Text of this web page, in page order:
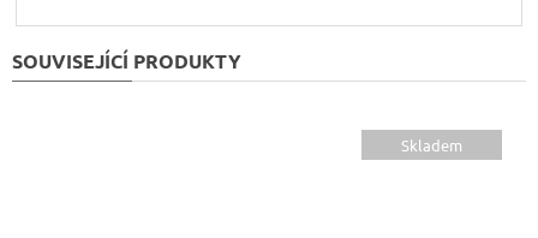
SOUVISEJÍCÍ PRODUKTY
Skladem